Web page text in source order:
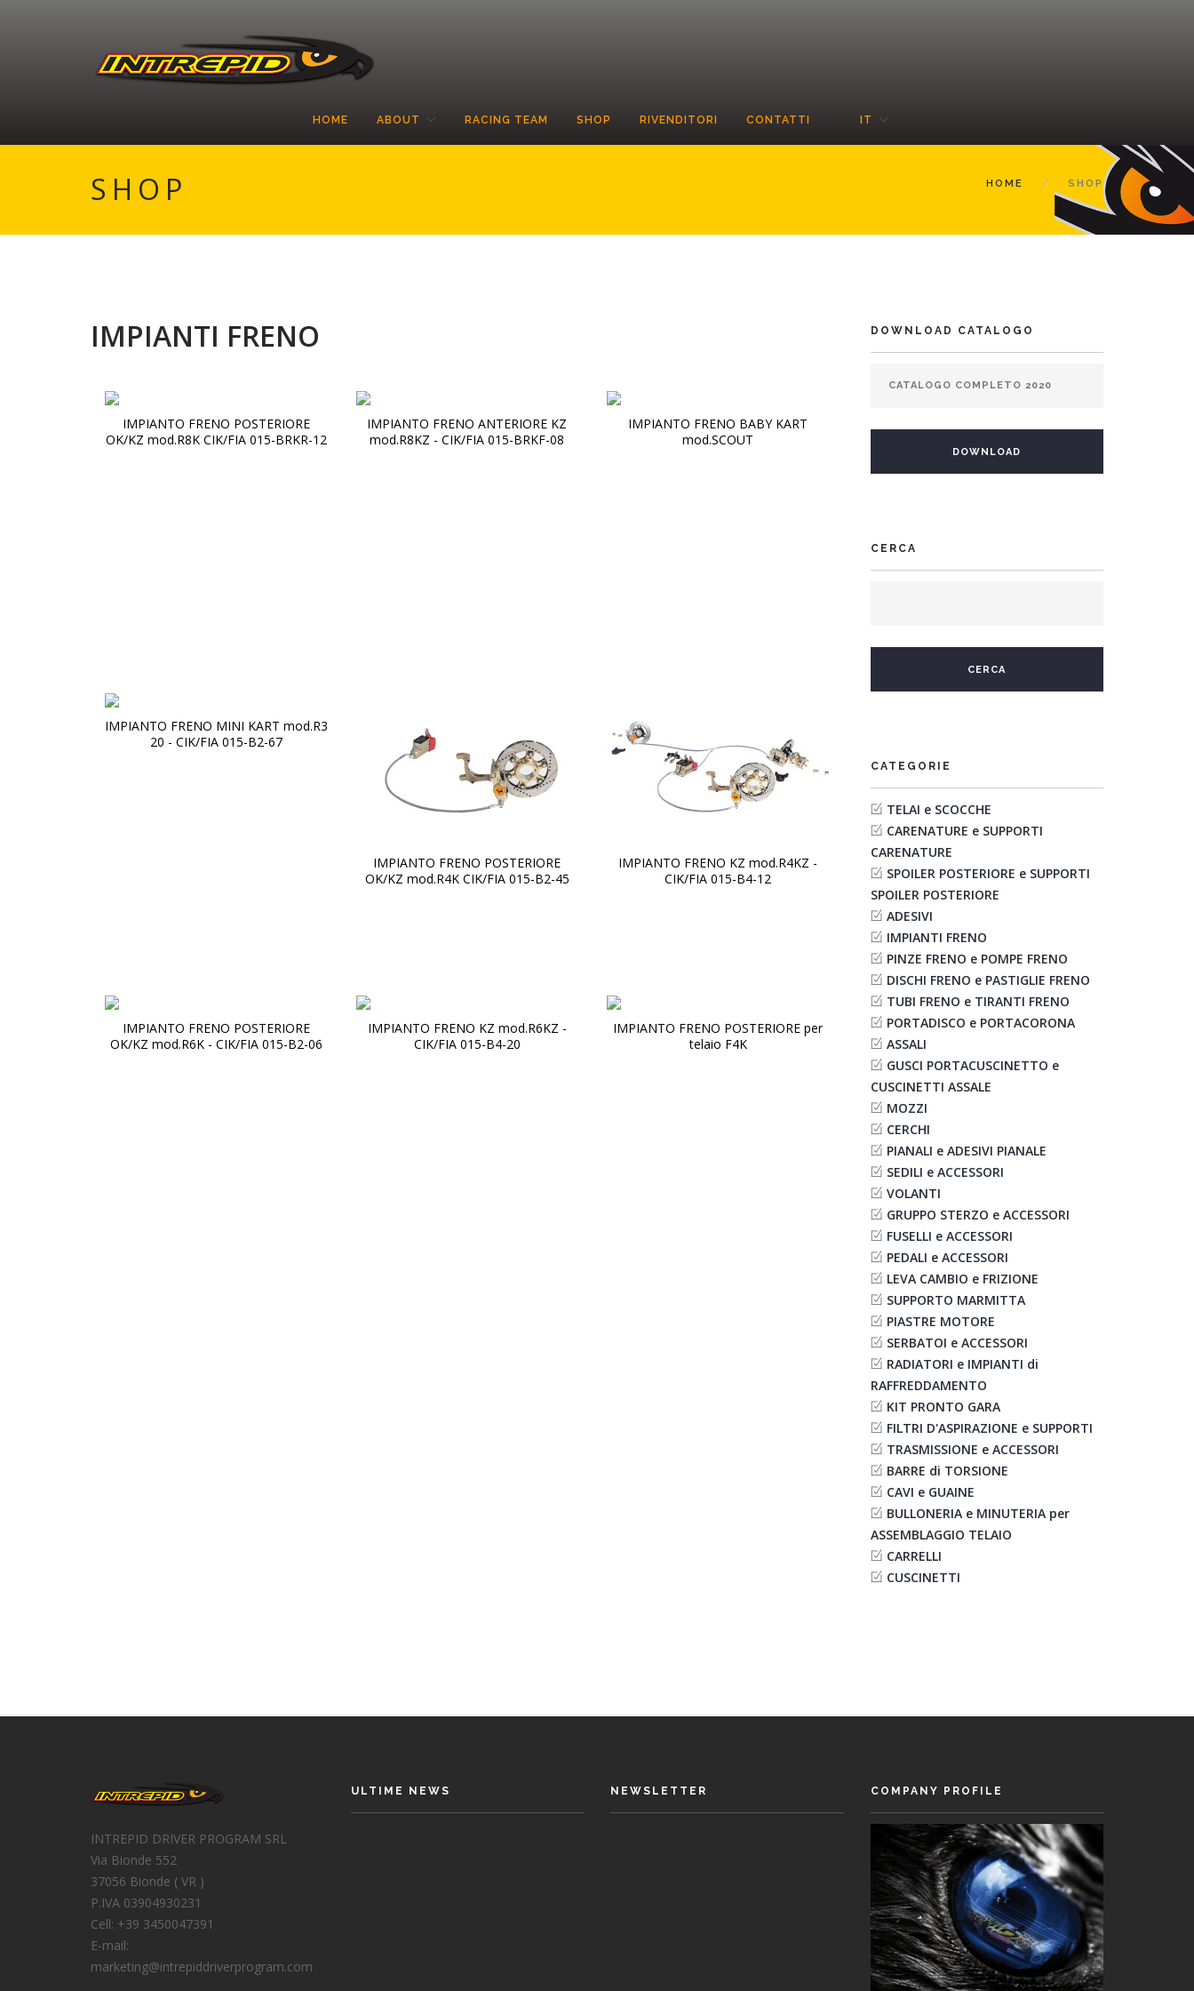
HOME ABOUT RACING TEAM SHOP RIVENDITORI CONTATTI IT
SHOP HOME SHOP
IMPIANTI FRENO
IMPIANTO FRENO POSTERIORE
OK/KZ mod.R8K CIK/FIA 015-BRKR-12
IMPIANTO FRENO ANTERIORE KZ
mod.R8KZ - CIK/FIA 015-BRKF-08
IMPIANTO FRENO BABY KART
mod.SCOUT
IMPIANTO FRENO MINI KART mod.R3
20 - CIK/FIA 015-B2-67
IMPIANTO FRENO POSTERIORE
OK/KZ mod.R4K CIK/FIA 015-B2-45
IMPIANTO FRENO KZ mod.R4KZ -
CIK/FIA 015-B4-12
IMPIANTO FRENO POSTERIORE
OK/KZ mod.R6K - CIK/FIA 015-B2-06
IMPIANTO FRENO KZ mod.R6KZ -
CIK/FIA 015-B4-20
IMPIANTO FRENO POSTERIORE per
telaio F4K
DOWNLOAD CATALOGO
CERCA
CATEGORIE
TELAI e SCOCCHE
CARENATURE e SUPPORTI
CARENATURE
SPOILER POSTERIORE e SUPPORTI
SPOILER POSTERIORE
ADESIVI
IMPIANTI FRENO
PINZE FRENO e POMPE FRENO
DISCHI FRENO e PASTIGLIE FRENO
TUBI FRENO e TIRANTI FRENO
PORTADISCO e PORTACORONA
ASSALI
GUSCI PORTACUSCINETTO e
CUSCINETTI ASSALE
MOZZI
CERCHI
PIANALI e ADESIVI PIANALE
SEDILI e ACCESSORI
VOLANTI
GRUPPO STERZO e ACCESSORI
FUSELLI e ACCESSORI
PEDALI e ACCESSORI
LEVA CAMBIO e FRIZIONE
SUPPORTO MARMITTA
PIASTRE MOTORE
SERBATOI e ACCESSORI
RADIATORI e IMPIANTI di
RAFFREDDAMENTO
KIT PRONTO GARA
FILTRI D'ASPIRAZIONE e SUPPORTI
TRASMISSIONE e ACCESSORI
BARRE di TORSIONE
CAVI e GUAINE
BULLONERIA e MINUTERIA per
ASSEMBLAGGIO TELAIO
CARRELLI
CUSCINETTI
INTREPID DRIVER PROGRAM SRL
Via Bionde 552
37056 Bionde ( VR )
P.IVA 03904930231
Cell: +39 3450047391
E-mail:
marketing@intrepiddriverprogram.com
ULTIME NEWS NEWSLETTER COMPANY PROFILE